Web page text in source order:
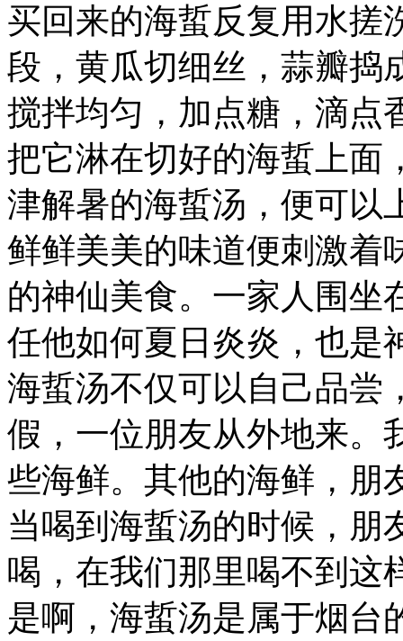
买回来的海蜇反复用水搓
段，黄瓜切细丝，蒜瓣捣
搅拌均匀，加点糖，滴点
把它淋在切好的海蜇上面
津解暑的海蜇汤，便可以
鲜鲜美美的味道便刺激着
的神仙美食。一家人围坐
任他如何夏日炎炎，也是
海蜇汤不仅可以自己品尝
假，一位朋友从外地来。
些海鲜。其他的海鲜，朋
当喝到海蜇汤的时候，朋
喝，在我们那里喝不到这
是啊，海蜇汤是属于烟台